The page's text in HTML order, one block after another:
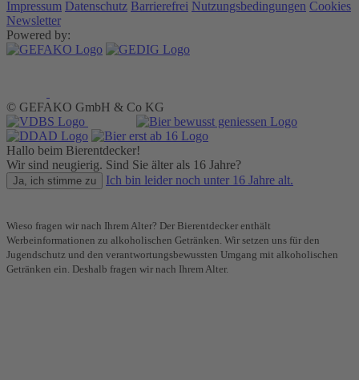
Impressum Datenschutz Barrierefrei Nutzungsbedingungen Cookies
Newsletter
Powered by:
© GEFAKO GmbH & Co KG
Hallo beim Bierentdecker!
Wir sind neugierig. Sind Sie älter als 16 Jahre?
Ja, ich stimme zu Ich bin leider noch unter 16 Jahre alt.
Wieso fragen wir nach Ihrem Alter? Der Bierentdecker enthält
Werbeinformationen zu alkoholischen Getränken. Wir setzen uns für den
Jugendschutz und den verantwortungsbewussten Umgang mit alkoholischen
Getränken ein. Deshalb fragen wir nach Ihrem Alter.